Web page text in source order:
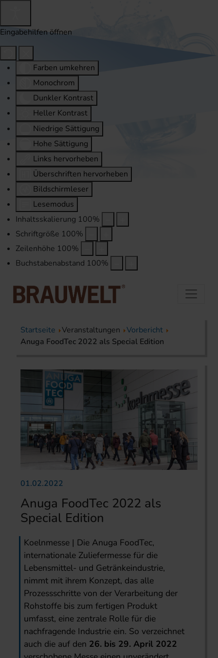
Eingabehilfen öffnen
Farben umkehren
Monochrom
Dunkler Kontrast
Heller Kontrast
Niedrige Sättigung
Hohe Sättigung
Links hervorheben
Überschriften hervorheben
Bildschirmleser
Lesemodus
Inhaltsskalierung 100%
Schriftgröße 100%
Zeilenhöhe 100%
Buchstabenabstand 100%
Startseite Veranstaltungen
Vorbericht
Anuga FoodTec 2022 als Special Edition
01.02.2022
Anuga FoodTec 2022 als
Special Edition
Koelnmesse | Die Anuga FoodTec,
internationale Zuliefermesse für die
Lebensmittel- und Getränkeindustrie,
nimmt mit ihrem Konzept, das alle
Prozessschritte von der Verarbeitung der
Rohstoffe bis zum fertigen Produkt
umfasst, eine zentrale Rolle für die
nachfragende Industrie ein. So verzeichnet
auch die auf den 26. bis 29. April 2022